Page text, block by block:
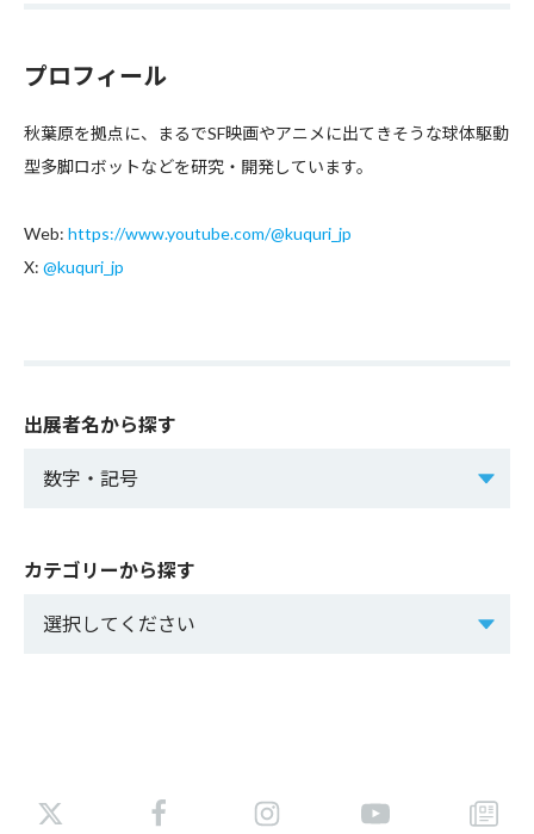
プロフィール
秋葉原を拠点に、まるでSF映画やアニメに出てきそうな球体駆動
型多脚ロボットなどを研究・開発しています。
Web: https://www.youtube.com/@kuquri_jp
X: @kuquri_jp
出展者名から探す
カテゴリーから探す